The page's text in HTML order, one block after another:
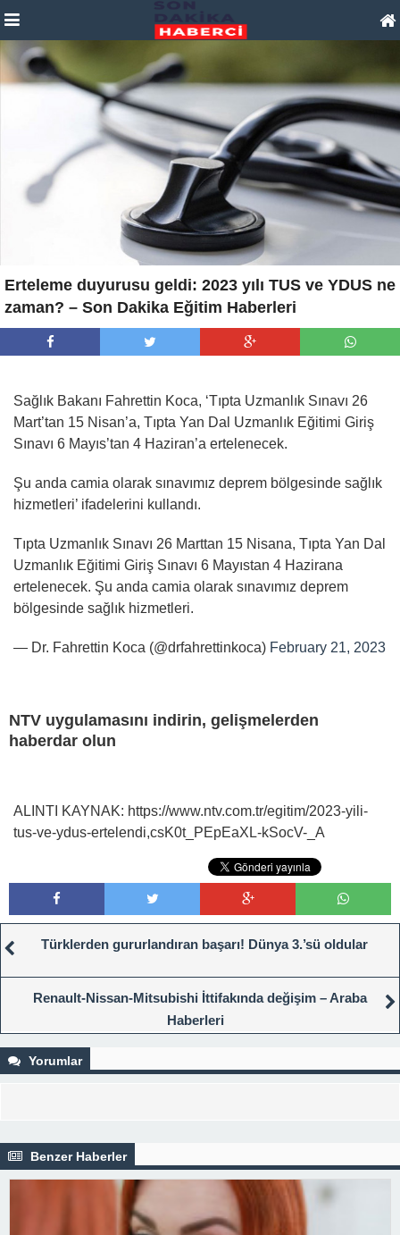
Erteleme duyurusu geldi: 2023 yılı TUS ve YDUS ne
zaman? – Son Dakika Eğitim Haberleri
Sağlık Bakanı Fahrettin Koca, ‘Tıpta Uzmanlık Sınavı 26
Mart’tan 15 Nisan’a, Tıpta Yan Dal Uzmanlık Eğitimi Giriş
Sınavı 6 Mayıs’tan 4 Haziran’a ertelenecek.
Şu anda camia olarak sınavımız deprem bölgesinde sağlık
hizmetleri’ ifadelerini kullandı.
Tıpta Uzmanlık Sınavı 26 Marttan 15 Nisana, Tıpta Yan Dal
Uzmanlık Eğitimi Giriş Sınavı 6 Mayıstan 4 Hazirana
ertelenecek. Şu anda camia olarak sınavımız deprem
bölgesinde sağlık hizmetleri.
— Dr. Fahrettin Koca (@drfahrettinkoca) February 21, 2023
NTV uygulamasını indirin, gelişmelerden
haberdar olun
ALINTI KAYNAK: https://www.ntv.com.tr/egitim/2023-yili-
tus-ve-ydus-ertelendi,csK0t_PEpEaXL-kSocV-_A
Türklerden gururlandıran başarı! Dünya 3.’sü oldular
Renault-Nissan-Mitsubishi İttifakında değişim – Araba
Haberleri
Yorumlar
Benzer Haberler